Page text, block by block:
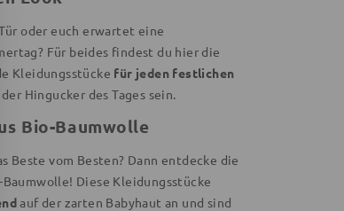
oder euch erwartet eine
Für beides findest du hier die
Kleidungsstücke für jeden festlichen
Hingucker des Tages sein.
Bio-Baumwolle
Beste vom Besten? Dann entdecke die
Diese Kleidungsstücke
auf der zarten Babyhaut an und sind